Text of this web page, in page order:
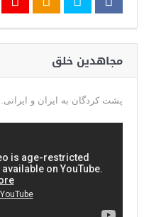
مجاهدین خلق
پشت کردگان به ایران و ایرانی.